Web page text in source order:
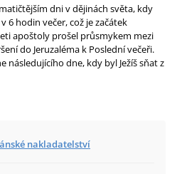
dni v dějinách světa, kdy
6 hodin večer, což je začátek
apoštoly prošel průsmykem mezi
do Jeruzaléma k Poslední večeři.
následujícího dne, kdy byl Ježíš sňat z
nakladatelství